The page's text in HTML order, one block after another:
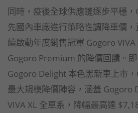
同時，疫後全球供應鏈逐步平穩
先國內車廠進行策略性調降車價
續啟動年度銷售冠軍 Gogoro
Gogoro Premium 的降價回饋。
Gogoro Delight 本色黑新車上市
最大規模降價陣容，涵蓋 Gogoro
VIVA XL 全車系，降幅最高達